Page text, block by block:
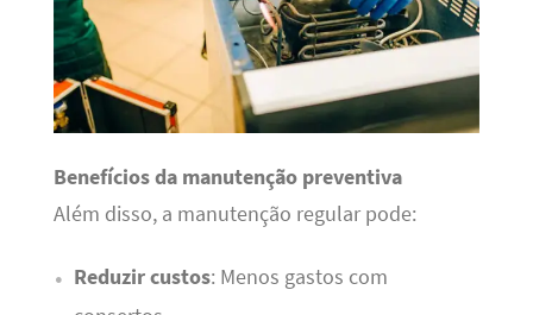
Benefícios da manutenção preventiva
Além disso, a manutenção regular pode:
Reduzir custos: Menos gastos com